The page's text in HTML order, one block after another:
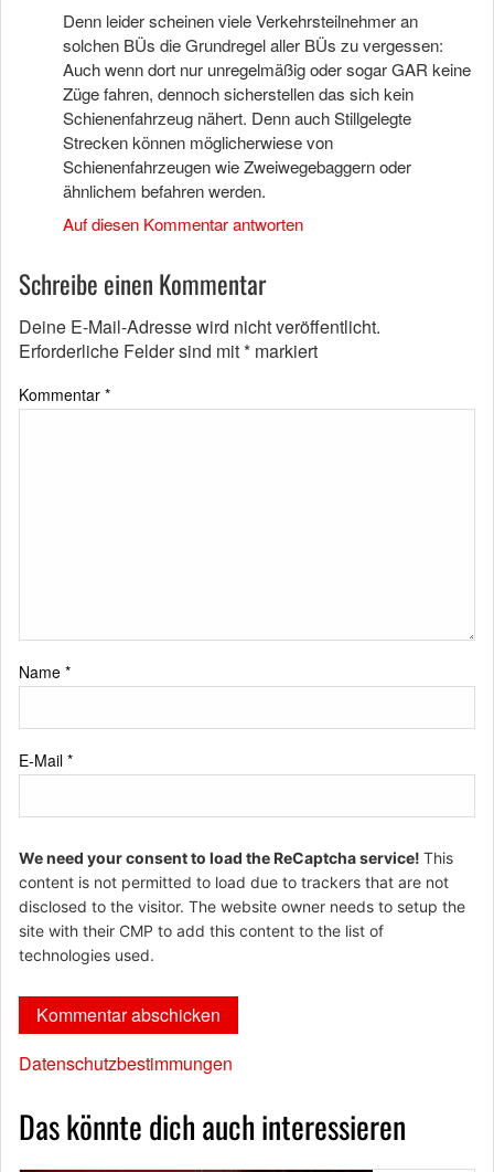
Denn leider scheinen viele Verkehrsteilnehmer an
solchen BÜs die Grundregel aller BÜs zu vergessen:
Auch wenn dort nur unregelmäßig oder sogar GAR keine
Züge fahren, dennoch sicherstellen das sich kein
Schienenfahrzeug nähert. Denn auch Stillgelegte
Strecken können möglicherwiese von
Schienenfahrzeugen wie Zweiwegebaggern oder
ähnlichem befahren werden.
Auf diesen Kommentar antworten
Schreibe einen Kommentar
Deine E-Mail-Adresse wird nicht veröffentlicht.
Erforderliche Felder sind mit* markiert
Kommentar *
Name *
E-Mail *
We need your consent to load the ReCaptcha service! This
content is not permitted to load due to trackers that are not
disclosed to the visitor. The website owner needs to setup the
site with their CMP to add this content to the list of
technologies used.
Datenschutzbestimmungen
Das könnte dich auch interessieren